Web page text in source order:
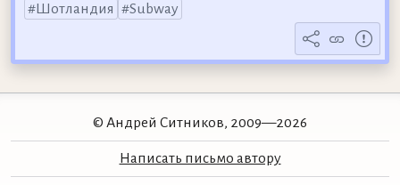
Шотландия
Subway
© Андрей Ситников, 2009—2026
Написать письмо автору